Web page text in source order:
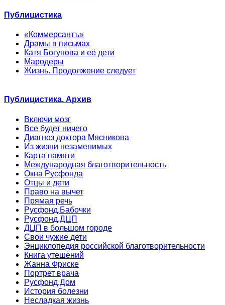
Публицистика
«Коммерсантъ»
Драмы в письмах
Катя Богунова и её дети
Мародеры
Жизнь. Продолжение следует
Публицистика. Архив
Включи мозг
Все будет ничего
Диагноз доктора Мясникова
Из жизни незаменимых
Карта памяти
Международная благотворительность
Окна Русфонда
Отцы и дети
Право на вычет
Прямая речь
Русфонд.Бабочки
Русфонд.ДЦП
ДЦП в большом городе
Свои чужие дети
Энциклопедия российской благотворительности
Книга утешений
Жанна Фриске
Портрет врача
Русфонд.Дом
История болезни
Несладкая жизнь